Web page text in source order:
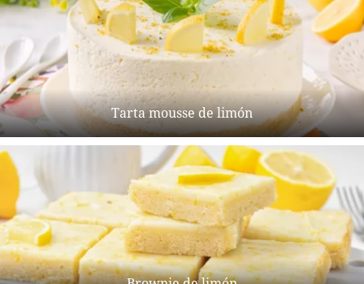
Tarta mousse de limón